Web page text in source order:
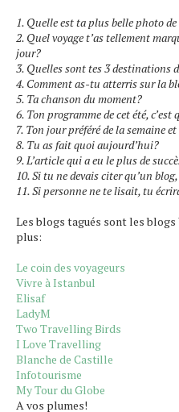
1. Quelle est ta plus belle photo de
2. Quel voyage t’as tellement
jour?
3. Quelles sont tes 3 destinations
4. Comment as-tu atterrissur la
5. Ta chanson du moment?
6. Ton programme de cet été, c’est
7. Ton jour préféré de la semaine
8. Tu as fait quoi aujourd’hui?
9. L’article qui a eu le plus de
10. Si tu ne devais citer qu’un
11. Si personne ne te lisait, tu
Les blogs tagués sont les blogs
plus:
Le coin des voyageurs
Vivre à Istanbul
Elisaf
LadyM
Two Travelling Birds
I Love Travelling
Blanche de Castille
Infotourisme
My Tour du Globe
A vos plumes!